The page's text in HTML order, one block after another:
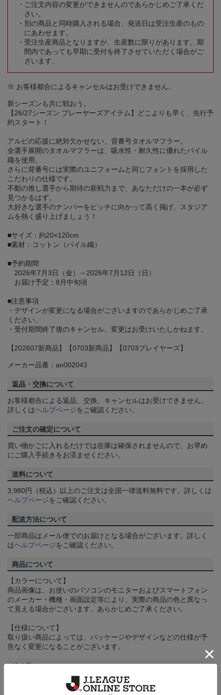
ご注文内容の変更ができませんのであらかじめご了承くだ
さい。
別の商品と同時購入される場合、発送日は受注生産のもの
にあわせます。
受注生産商品となりますが、生産数に限りがあります。期
間内であっても早期に受付を終了させていただく場合がご
ざいます。
※ お客様都合によるキャンセルはお受けできません。
新シーズンも共に戦おう。
【26/27シーズン プレーヤーズアイテム】どこよりも早く、先行予
約スタート！
アルビの応援に絶対欠かせない、背番号タオルマフラー。
全選手展開のタオルマフラーは、吸水性・耐久性に優れたパイル
織を使用。
さらに背番号には実際のユニフォームと同じフォントを採用した
こだわりの仕様です。
不動の推し選手から期待の新戦力まで、あなただけの一本が必ず
見つかるはず。
大好きな選手のナンバーをピッチに向かって高く掲げ、スタジア
ムを熱く盛り上げましょう！
■サイズ：約20×120cm
■素材：コットン（パイル織）
■予約期間
2026年7月3日（金）～2026年7月12日（日）
お届け予定：8月中旬頃
■注意事項
・デザインが変更になる場合がございますのであらかじめご了承
ください。
・受付期間終了後のキャンセル、変更はお受けいたしかねます。
【202607新商品】【0703新商品】【0703プレイヤーズ】
メーカー品番：an002043
返品・交換について
お客様都合による返品、交換、キャンセルはお受けできません。
詳しくはヘルプページをご確認ください。
ご注文の確定について
買い物かごに入れるだけでは在庫は確保されませんので、お早め
にご購入手続きをお済ませください。
送料について
3,980円（税込）以上のご注文は全国一律送料無料です。詳しくは
ヘルプページをご確認ください。
配送方法について
一部商品はメール便でのお届けとなる場合がございます。詳しく
はヘルプページをご確認ください。
商品について
【カラーについて】
商品画像は、お使いのパソコンのモニターおよびスマートフォン
のメーカー・機種・画面設定等により、実際の商品の色と異なっ
て見える場合がございます。あらかじめご了承ください。
【仕様について】
取り扱い商品によっては、パッケージやデザインなどの仕様が予
告なく変更になることがございます。
その他
決済について